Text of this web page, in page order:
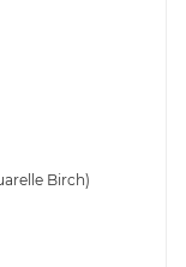
Birch)